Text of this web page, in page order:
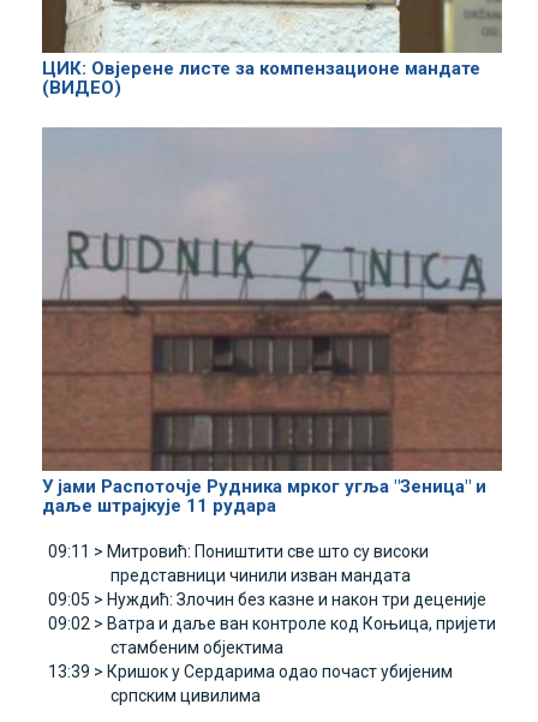
ЦИК: Овјерене листе за компензационе мандате
(ВИДЕО)
У јами Распоточје Рудника мрког угља "Зеница" и
даље штрајкује 11 рудара
09:11 > Митровић: Поништити све што су високи
представници чинили изван мандата
09:05 > Нуждић: Злочин без казне и након три деценије
09:02 > Ватра и даље ван контроле код Коњица, пријети
стамбеним објектима
13:39 > Кришок у Сердарима одао почаст убијеним
српским цивилима